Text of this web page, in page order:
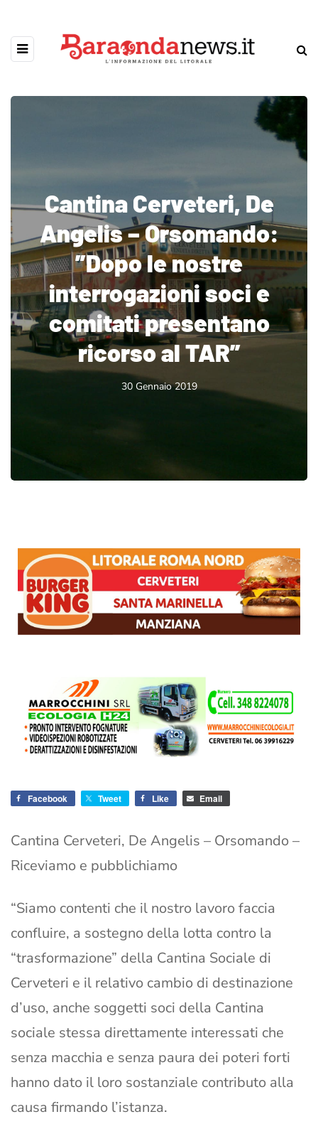
Cantina Cerveteri, De
Angelis – Orsomando:
”Dopo le nostre
interrogazioni soci e
comitati presentano
ricorso al TAR”
30 Gennaio 2019
Facebook Tweet Like Email
Cantina Cerveteri, De Angelis – Orsomando –
Riceviamo e pubblichiamo
“Siamo contenti che il nostro lavoro faccia
confluire, a sostegno della lotta contro la
“trasformazione” della Cantina Sociale di
Cerveteri e il relativo cambio di destinazione
d’uso, anche soggetti soci della Cantina
sociale stessa direttamente interessati che
senza macchia e senza paura dei poteri forti
hanno dato il loro sostanziale contributo alla
causa firmando l’istanza.